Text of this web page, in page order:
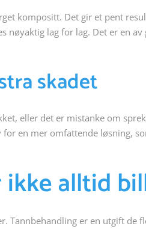
kompositt. Det gir et pent
nøyaktig lag for lag. Det er en
skadet
eller det er mistanke om
en mer omfattende løsning,
alltid
Tannbehandling er en utgift de